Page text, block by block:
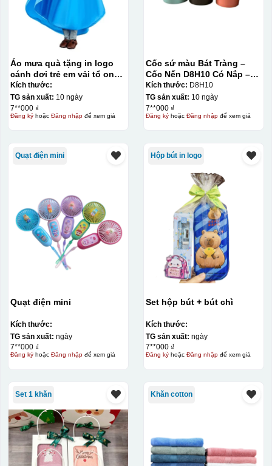
Áo mưa quà tặng in logo
cánh dơi trẻ em vải tổ ong
KQ-AM11
Kích thước:
TG sản xuất: 10 ngày
7**000 ₫
Đăng kýhoặc Đăng nhậpđể xem giá
Cốc sứ màu Bát Tràng –
Cốc Nến D8H10 Có Nắp –
Màu Mát
Kích thước: D8H10
TG sản xuất: 10 ngày
7**000 ₫
Đăng kýhoặc Đăng nhậpđể xem giá
Quạt điện mini
Quạt điện mini
Kích thước:
TG sản xuất: ngày
7**000 ₫
Đăng kýhoặc Đăng nhậpđể xem giá
Hộp bút in logo
Set hộp bút + bút chì
Kích thước:
TG sản xuất: ngày
7**000 ₫
Đăng kýhoặc Đăng nhậpđể xem giá
Set 1 khăn Khăn cotton